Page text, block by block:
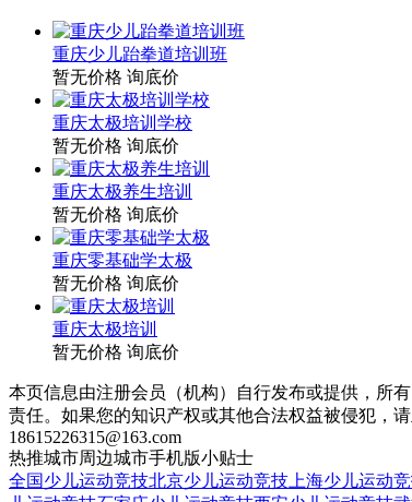
重庆少儿跆拳道培训班
暂无价格 询底价
重庆太极培训学校
暂无价格 询底价
重庆太极养生培训
暂无价格 询底价
重庆零基础学太极
暂无价格 询底价
重庆太极培训
暂无价格 询底价
本页信息由注册会员（机构）自行发布或提供，所
责任。如果您的知识产权或其他合法权益被侵犯，
18615226315@163.com
热推城市周边城市手机版小贴士
全国少儿运动竞技北京少儿运动竞技 上海少儿运动